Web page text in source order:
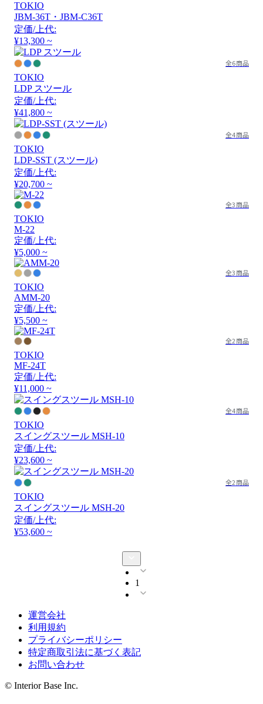
TOKIO
JBM-36T・JBM-C36T
定価/上代:
¥13,300 ~
全6商品
TOKIO
LDP スツール
定価/上代:
¥41,800 ~
全4商品
TOKIO
LDP-SST (スツール)
定価/上代:
¥20,700 ~
全3商品
TOKIO
M-22
定価/上代:
¥5,000 ~
全3商品
TOKIO
AMM-20
定価/上代:
¥5,500 ~
全2商品
TOKIO
MF-24T
定価/上代:
¥11,000 ~
全4商品
TOKIO
スイングスツール MSH-10
定価/上代:
¥23,600 ~
全2商品
TOKIO
スイングスツール MSH-20
定価/上代:
¥53,600 ~
1
運営会社
利用規約
プライバシーポリシー
特定商取引法に基づく表記
お問い合わせ
© Interior Base Inc.